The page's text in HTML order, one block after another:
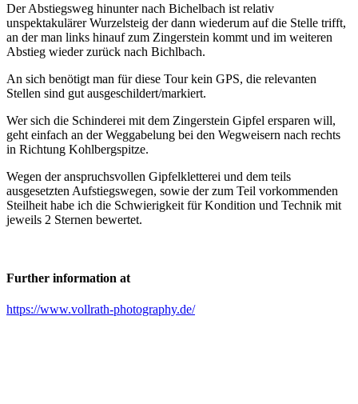
Der Abstiegsweg hinunter nach Bichelbach ist relativ
unspektakulärer Wurzelsteig der dann wiederum auf die Stelle trifft,
an der man links hinauf zum Zingerstein kommt und im weiteren
Abstieg wieder zurück nach Bichlbach.
An sich benötigt man für diese Tour kein GPS, die relevanten
Stellen sind gut ausgeschildert/markiert.
Wer sich die Schinderei mit dem Zingerstein Gipfel ersparen will,
geht einfach an der Weggabelung bei den Wegweisern nach rechts
in Richtung Kohlbergspitze.
Wegen der anspruchsvollen Gipfelkletterei und dem teils
ausgesetzten Aufstiegswegen, sowie der zum Teil vorkommenden
Steilheit habe ich die Schwierigkeit für Kondition und Technik mit
jeweils 2 Sternen bewertet.
Further information at
https://www.vollrath-photography.de/